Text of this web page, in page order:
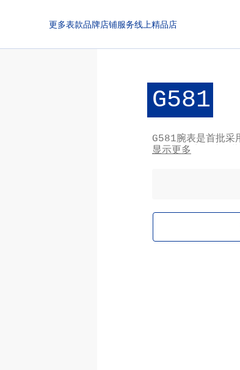
更多表款品牌店铺服务线上精品店
G581
G581腕表是首批
表。其轮廓设计含
显示更多